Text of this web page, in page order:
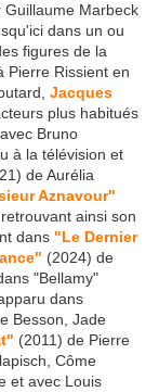
Marbeck
dans un ou
figures de la
Pierre Rissient en
Jacques
plus habitués
Bruno
à la télévision et
de Aurélia
Aznavour"
ainsi son
dans "Le Dernier
(2024) de
"Bellamy"
dans
Besson, Jade
(2011) de Pierre
Côme
et avec Louis